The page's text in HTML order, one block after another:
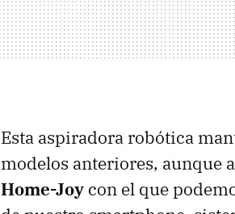
Esta aspiradora robótica
modelos anteriores, aunque
Home-Joy con el que